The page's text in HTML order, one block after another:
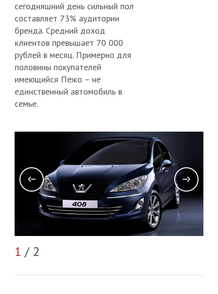
сегодняшний день сильный пол
составляет 73% аудитории
бренда. Средний доход
клиентов превышает 70 000
рублей в месяц. Примерно для
половины покупателей
имеющийся Пежо – не
единственный автомобиль в
семье.
1 / 2